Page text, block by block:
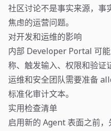
社区讨论不是事实来源，事
焦虑的运营问题。
对开发和运维的影响
内部 Developer Portal 可
称、触发输入、权限和验证
运维和安全团队需要准备
标准化审计文本。
实用检查清单
启用新的 Agent 表面之前，